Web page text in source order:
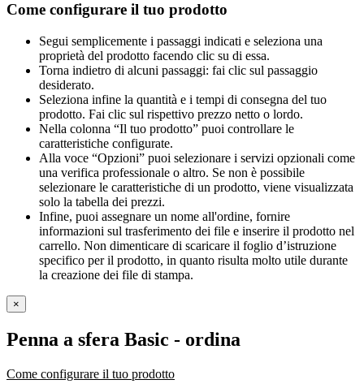
Come configurare il tuo prodotto
Segui semplicemente i passaggi indicati e seleziona una
proprietà del prodotto facendo clic su di essa.
Torna indietro di alcuni passaggi: fai clic sul passaggio
desiderato.
Seleziona infine la quantità e i tempi di consegna del tuo
prodotto. Fai clic sul rispettivo prezzo netto o lordo.
Nella colonna “Il tuo prodotto” puoi controllare le
caratteristiche configurate.
Alla voce “Opzioni” puoi selezionare i servizi opzionali come
una verifica professionale o altro. Se non è possibile
selezionare le caratteristiche di un prodotto, viene visualizzata
solo la tabella dei prezzi.
Infine, puoi assegnare un nome all'ordine, fornire
informazioni sul trasferimento dei file e inserire il prodotto nel
carrello. Non dimenticare di scaricare il foglio d’istruzione
specifico per il prodotto, in quanto risulta molto utile durante
la creazione dei file di stampa.
×
Penna a sfera Basic - ordina
Come configurare il tuo prodotto